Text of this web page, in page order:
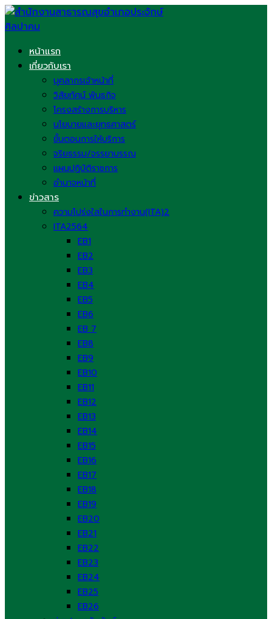
Skip
to
หน้าแรก
เกี่ยวกับเรา
บุคลากรเจ้าหน้าที่
วิสัยทัศน์ พันธกิจ
โครงสร้างการบริหาร
นโยบายและยุทธศาสตร์
ขั้นตอนการให้บริการ
จริยธรรม/จรรยาบรรณ
แผนปฏิบัติราชการ
อำนาจหน้าที่
ข่าวสาร
ความโปร่งใสในการทำงาน(ITA)2
ITA2564
EB1
EB2
EB3
EB4
EB5
EB6
EB 7
EB8
EB9
EB10
EB11
EB12
EB13
EB14
EB15
EB16
EB17
EB18
EB19
EB20
EB21
EB22
EB23
EB24
EB25
EB26